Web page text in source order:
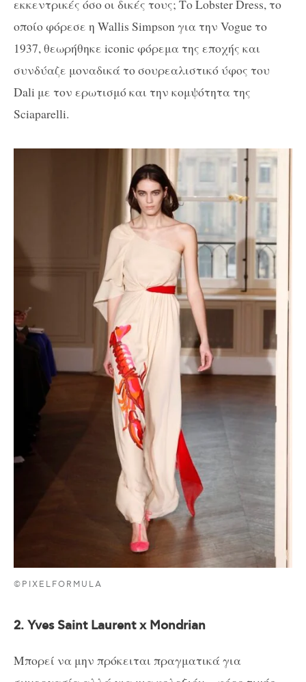
εκκεντρικές όσο οι δικές τους; Το Lobster Dress, το
οποίο φόρεσε η Wallis Simpson για την Vogue το
1937, θεωρήθηκε iconic φόρεμα της εποχής και
συνδύαζε μοναδικά το σουρεαλιστικό ύφος του
Dali με τον ερωτισμό και την κομψότητα της
Sciaparelli.
©PIXELFORMULA
2. Yves Saint Laurent x Mondrian
Μπορεί να μην πρόκειται πραγματικά για